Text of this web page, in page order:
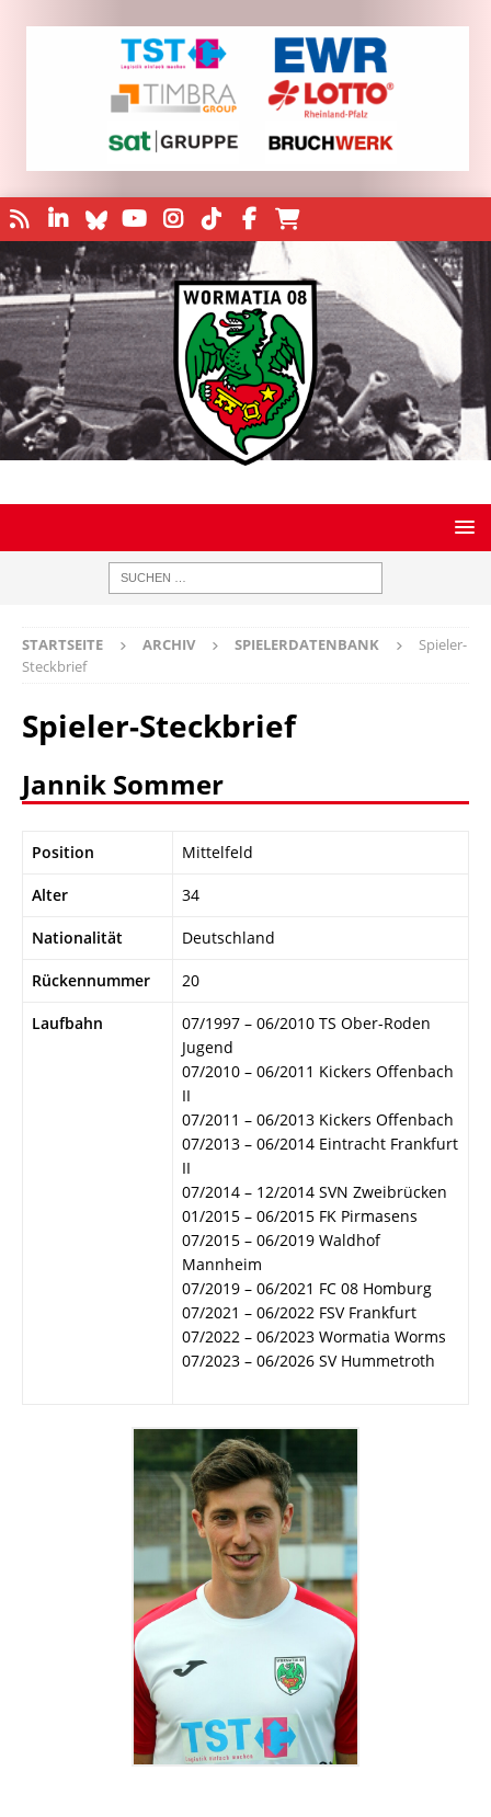
STARTSEITE ARCHIV SPIELERDATENBANK
Spieler-
Steckbrief
Spieler-Steckbrief
Jannik Sommer
Position Mittelfeld
Alter 34
Nationalität Deutschland
Rückennummer 20
Laufbahn
07/1997 – 06/2010 TS Ober-Roden
Jugend
07/2010 – 06/2011 Kickers Offenbach
II
07/2011 – 06/2013 Kickers Offenbach
07/2013 – 06/2014 Eintracht Frankfurt
II
07/2014 – 12/2014 SVN Zweibrücken
01/2015 – 06/2015 FK Pirmasens
07/2015 – 06/2019 Waldhof
Mannheim
07/2019 – 06/2021 FC 08 Homburg
07/2021 – 06/2022 FSV Frankfurt
07/2022 – 06/2023 Wormatia Worms
07/2023 – 06/2026 SV Hummetroth